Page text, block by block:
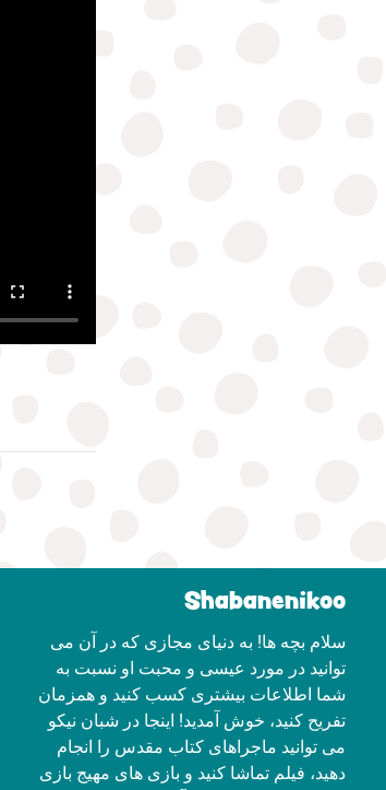
Shabanenikoo
سلام بچه ها! به دنیای مجازی که در آن می
توانید در مورد عیسی و محبت او نسبت به
شما اطلاعات بیشتری کسب کنید و همزمان
تفریح ​​کنید، خوش آمدید! اینجا در شبان نیکو
می توانید ماجراهای کتاب مقدس را انجام
دهید، فیلم تماشا کنید و بازی های مهیج بازی